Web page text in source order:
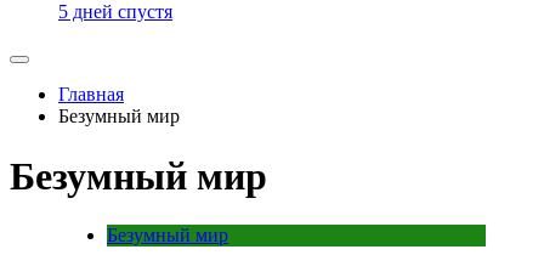
5 дней спустя
Главная
Безумный мир
Безумный мир
Безумный мир